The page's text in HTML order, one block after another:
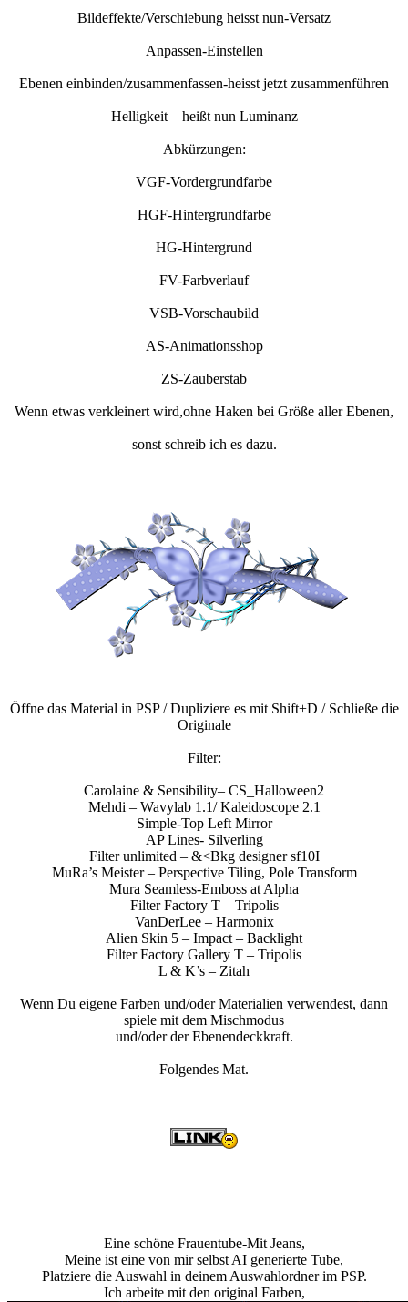
Bildeffekte/Verschiebung heisst nun-Versatz
Anpassen-Einstellen
Ebenen einbinden/zusammenfassen-heisst jetzt zusammenführen
Helligkeit – heißt nun Luminanz
Abkürzungen:
VGF-Vordergrundfarbe
HGF-Hintergrundfarbe
HG-Hintergrund
FV-Farbverlauf
VSB-Vorschaubild
AS-Animationsshop
ZS-Zauberstab
Wenn etwas verkleinert wird,ohne Haken bei Größe aller Ebenen,
sonst schreib ich es dazu.
Öffne das Material in PSP / Dupliziere es mit Shift+D / Schließe die
Originale
Filter:
Carolaine & Sensibility– CS_Halloween2
Mehdi – Wavylab 1.1/ Kaleidoscope 2.1
Simple-Top Left Mirror
AP Lines- Silverling
Filter unlimited – &<Bkg designer sf10I
MuRa’s Meister – Perspective Tiling, Pole Transform
Mura Seamless-Emboss at Alpha
Filter Factory T – Tripolis
VanDerLee – Harmonix
Alien Skin 5 – Impact – Backlight
Filter Factory Gallery T – Tripolis
L & K’s – Zitah
Wenn Du eigene Farben und/oder Materialien verwendest, dann
spiele mit dem Mischmodus
und/oder der Ebenendeckkraft.
Folgendes Mat.
Eine schöne Frauentube-Mit Jeans,
Meine ist eine von mir selbst AI generierte Tube,
Platziere die Auswahl in deinem Auswahlordner im PSP.
Ich arbeite mit den original Farben,